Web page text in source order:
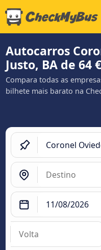
Autocarros
Justo, BA de 64 €
Compara todas as
bilhete mais barato na